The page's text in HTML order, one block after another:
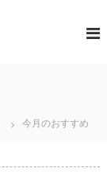
今月のおすすめ